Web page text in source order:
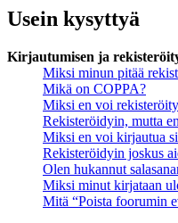
Usein kysyttyä
Kirjautumisen ja
Miksi minun pitää
Mikä on COPPA?
Miksi en voi
Rekisteröidyin, mutta
Miksi en voi kirjautua
Rekisteröidyin joskus
Olen hukannut
Miksi minut kirjataan
Mitä “Poista foorumin